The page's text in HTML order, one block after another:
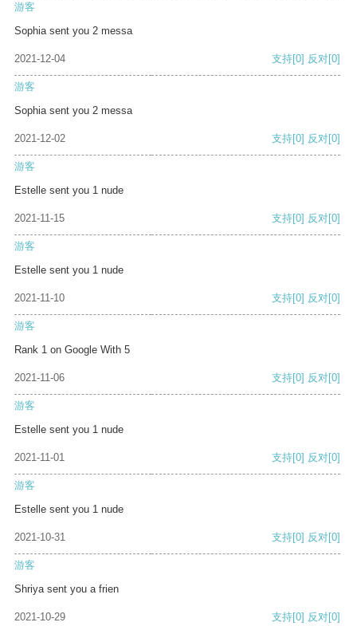
游客
Sophia sent you 2 messa
2021-12-04 支持[0] 反对[0]
游客
Sophia sent you 2 messa
2021-12-02 支持[0] 反对[0]
游客
Estelle sent you 1 nude
2021-11-15 支持[0] 反对[0]
游客
Estelle sent you 1 nude
2021-11-10 支持[0] 反对[0]
游客
Rank 1 on Google With 5
2021-11-06 支持[0] 反对[0]
游客
Estelle sent you 1 nude
2021-11-01 支持[0] 反对[0]
游客
Estelle sent you 1 nude
2021-10-31 支持[0] 反对[0]
游客
Shriya sent you a frien
2021-10-29 支持[0] 反对[0]